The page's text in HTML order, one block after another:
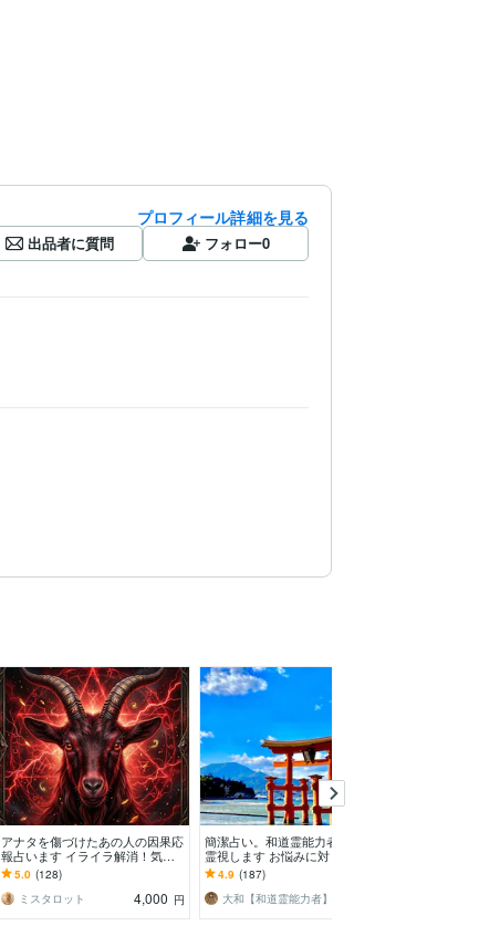
プロフィール詳細を見る
出品者に質問 フォロー0
アナタを傷づけたあの人の因果応
報占います イライラ解消！気持
ちを整理したい人向け
5.0 (128)
ミスタロット
4,000 円
簡潔占い。和道霊能力者の大和が
霊視します お悩みに対して簡潔
にお伝えします
4.9 (187)
大和【和道霊能力者】